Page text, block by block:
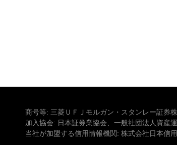
商号等: 三菱ＵＦＪモルガン・スタンレー証
加入協会: 日本証券業協会、一般社団法人資産
当社が加盟する信用情報機関: 株式会社日本信